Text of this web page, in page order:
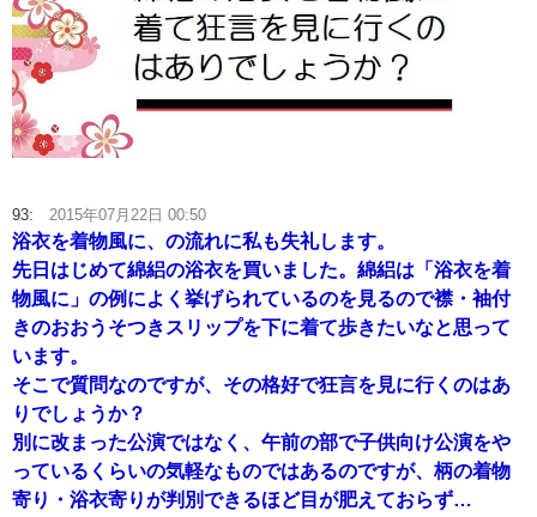
93: 2015年07月22日 00:50
浴衣を着物風に、の流れに私も失礼します。
先日はじめて綿絽の浴衣を買いました。綿絽は「浴衣を着
物風に」の例によく挙げられているのを見るので襟・袖付
きのおおうそつきスリップを下に着て歩きたいなと思って
います。
そこで質問なのですが、その格好で狂言を見に行くのはあ
りでしょうか？
別に改まった公演ではなく、午前の部で子供向け公演をや
っているくらいの気軽なものではあるのですが、柄の着物
寄り・浴衣寄りが判別できるほど目が肥えておらず…